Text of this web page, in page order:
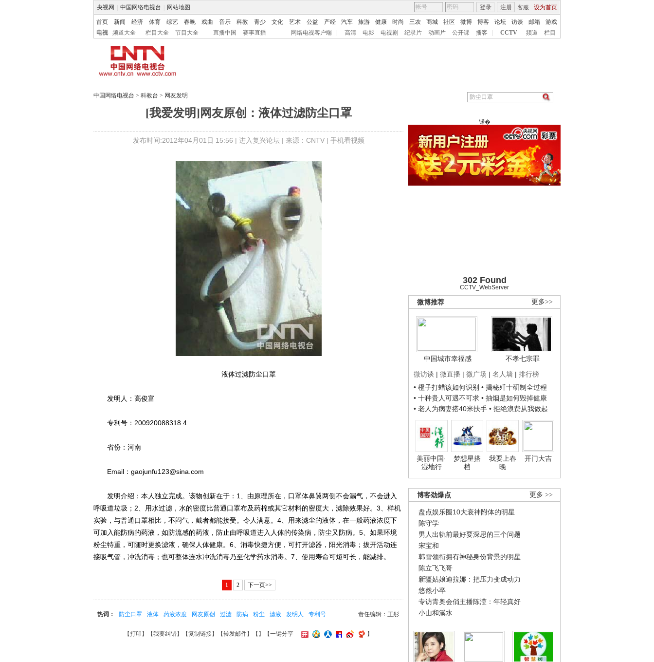
央视网 中国网络电视台 网站地图 客服 设为首页
登录 注册
首页 新闻 经济 体育 综艺 春晚 戏曲 音乐 科教 青少 文化 艺术 公益 产经 汽车 旅游 健康 时尚 三农 商城 社区 微博 博客 论坛 访谈 邮箱
游戏
电视
频道大全 栏目大全 节目大全 直播中国 赛事直播 网络电视客户端 高清 电影 电视剧 纪录片 动画片 公开课 播客 CCTV 频道 栏目
中国网络电视台 > 科教台 > 网友发明
[我爱发明]网友原创：液体过滤防尘口罩
发布时间:2012年04月01日 15:56 | 进入复兴论坛| 来源：CNTV | 手机看视频
锘�
302 Found
CCTV_WebServer
更多>>
微博推荐
中国城市幸福感
不孝七宗罪
微访谈 | 微直播 | 微广场 | 名人墙 | 排行榜
• 橙子打蜡该如何识别 • 揭秘歼十研制全过程
• 十种贵人可遇不可求 • 抽烟是如何毁掉健康
• 老人为病妻搭40米扶手 • 拒绝浪费从我做起
美丽中国·
湿地行
梦想星搭
档
我要上春
晚
开门大吉
更多 >>
博客劲爆点
盘点娱乐圈10大衰神附体的明星
陈守学
男人出轨前最好要深思的三个问题
宋宝和
韩雪领衔拥有神秘身份背景的明星
陈立飞飞哥
新疆姑娘迪拉娜：把压力变成动力
悠然小卒
专访青奥会俏主播陈滢：年轻真好
小山和溪水
液体过滤防尘口罩
发明人：高俊富
专利号：200920088318.4
省份：河南
Email：gaojunfu123@sina.com
发明介绍：本人独立完成。该物创新在于：1、由原理所在，口罩体鼻翼两侧不会漏气，不会进入
呼吸道垃圾；2、用水过滤，水的密度比普通口罩布及药棉或其它材料的密度大，滤除效果好。3、样机
实验，与普通口罩相比，不闷气，戴者都能接受。令人满意。4、用来滤尘的液体，在一般药液浓度下
可加入能防病的药液，如防流感的药液，防止由呼吸道进入人体的传染病，防尘又防病。5、如果环境
粉尘特重，可随时更换滤液，确保人体健康。6、消毒快捷方便，可打开滤器，阳光消毒；拔开活动连
接吸气管，冲洗消毒；也可整体连水冲洗消毒乃至化学药水消毒。7、使用寿命可短可长，能减排。
1 2 下一页>>
责任编辑：王彤
热词： 防尘口罩 液体 药液浓度 网友原创 过滤 防病 粉尘 滤液 发明人 专利号
【打印 】【我要纠错】【复制链接】【转发邮件】【 】 【一键分享 】